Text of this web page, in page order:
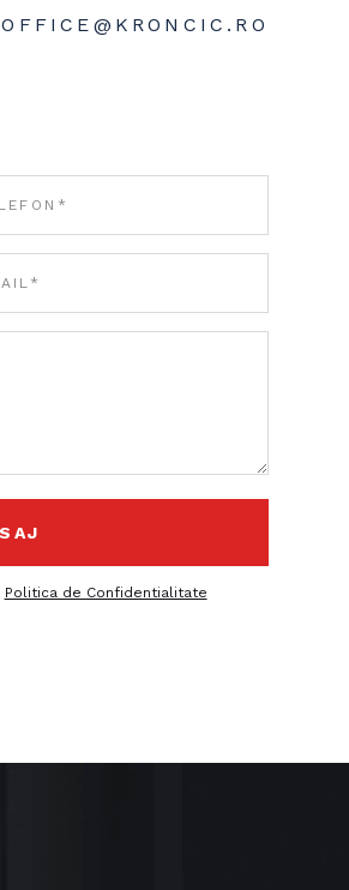
OFFICE@KRONCIC.RO
Politica de Confidentialitate